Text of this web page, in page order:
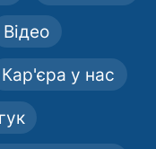
Відео
Кар'єра у нас